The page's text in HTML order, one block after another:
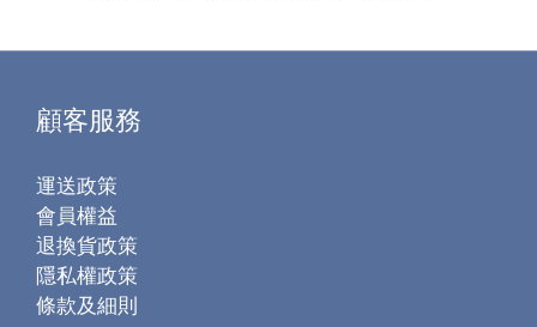
顧客服務
運送政策
會員權益
退換貨政策
隱私權政策
條款及細則